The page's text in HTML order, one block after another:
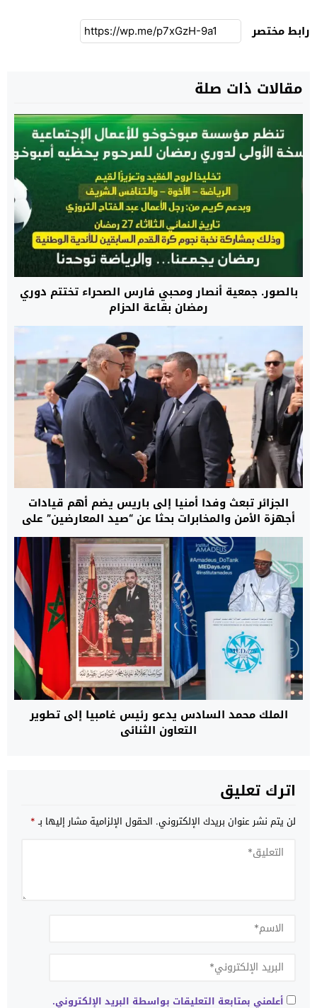
رابط مختصر
مقالات ذات صلة
بالصور. جمعية أنصار ومحبي فارس الصحراء تختتم دوري
رمضان بقاعة الحزام
الجزائر تبعث وفدا أمنيا إلى باريس يضم أهم قيادات
أجهزة الأمن والمخابرات بحثا عن “صيد المعارضين” على
الأراضي الفرنسية
الملك محمد السادس يدعو رئيس غامبيا إلى تطوير
التعاون الثنائي
اترك تعليق
لن يتم نشر عنوان بريدك الإلكتروني. الحقول الإلزامية مشار إليها بـ*
أعلمني بمتابعة التعليقات بواسطة البريد الإلكتروني.